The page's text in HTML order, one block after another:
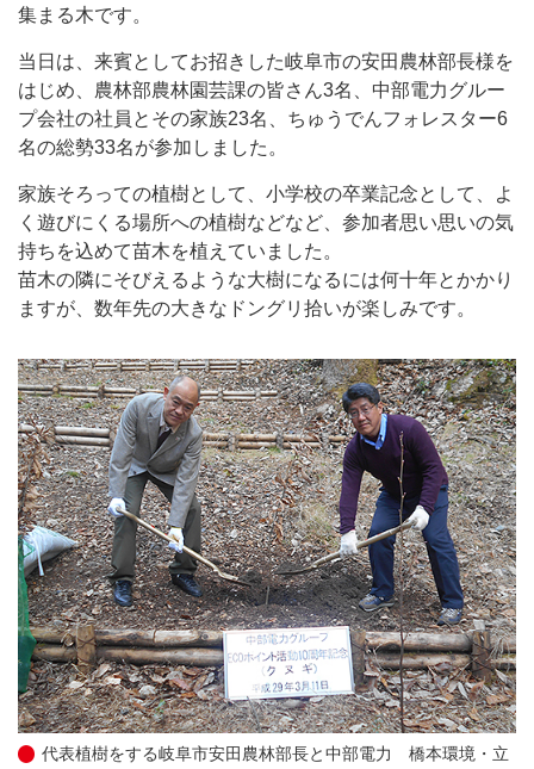
集まる木です。
当日は、来賓としてお招きした岐阜市の安田農林部長様を
はじめ、農林部農林園芸課の皆さん3名、中部電力グルー
プ会社の社員とその家族23名、ちゅうでんフォレスター6
名の総勢33名が参加しました。
家族そろっての植樹として、小学校の卒業記念として、よ
く遊びにくる場所への植樹などなど、参加者思い思いの気
持ちを込めて苗木を植えていました。
苗木の隣にそびえるような大樹になるには何十年とかかり
ますが、数年先の大きなドングリ拾いが楽しみです。
代表植樹をする岐阜市安田農林部長と中部電力 橋本環境・立